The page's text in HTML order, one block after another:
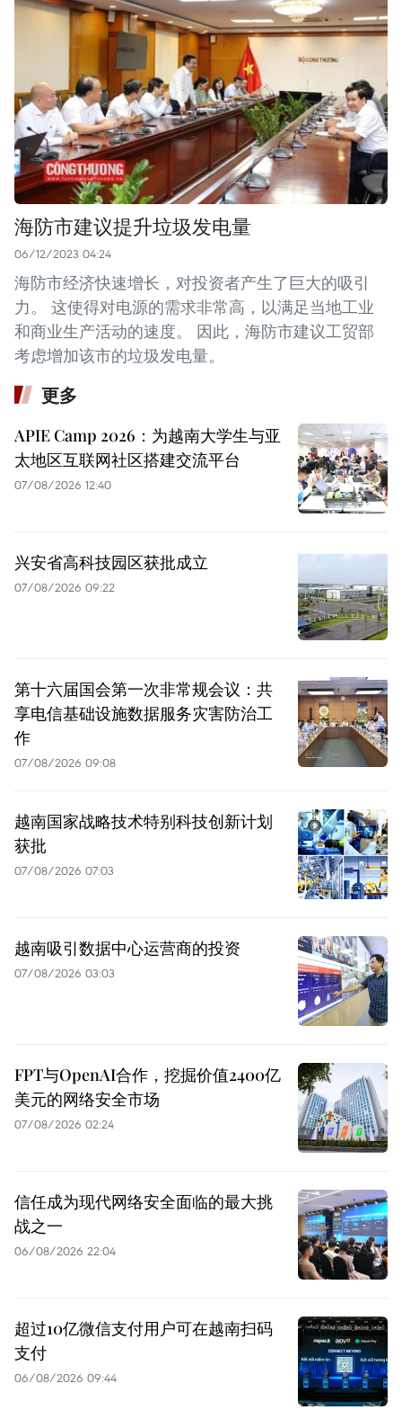
海防市建议提升垃圾发电量
06/12/2023 04:24
海防市经济快速增长，对投资者产生了巨大的吸引
力。 这使得对电源的需求非常高，以满足当地工业
和商业生产活动的速度。 因此，海防市建议工贸部
考虑增加该市的垃圾发电量。
更多
APIE Camp 2026：为越南大学生与亚
太地区互联网社区搭建交流平台
07/08/2026 12:40
兴安省高科技园区获批成立
07/08/2026 09:22
第十六届国会第一次非常规会议：共
享电信基础设施数据服务灾害防治工
作
07/08/2026 09:08
越南国家战略技术特别科技创新计划
获批
07/08/2026 07:03
越南吸引数据中心运营商的投资
07/08/2026 03:03
FPT与OpenAI合作，挖掘价值2400亿
美元的网络安全市场
07/08/2026 02:24
信任成为现代网络安全面临的最大挑
战之一
06/08/2026 22:04
超过10亿微信支付用户可在越南扫码
支付
06/08/2026 09:44